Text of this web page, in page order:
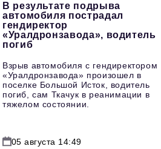
В результате подрыва
автомобиля пострадал
гендиректор
«Уралдронзавода», водитель
погиб
Взрыв автомобиля с гендиректором
«Уралдронзавода» произошел в
поселке Большой Исток, водитель
погиб, сам Ткачук в реанимации в
тяжелом состоянии.
05 августа 14:49